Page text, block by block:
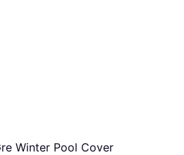
Winter Pool Cover